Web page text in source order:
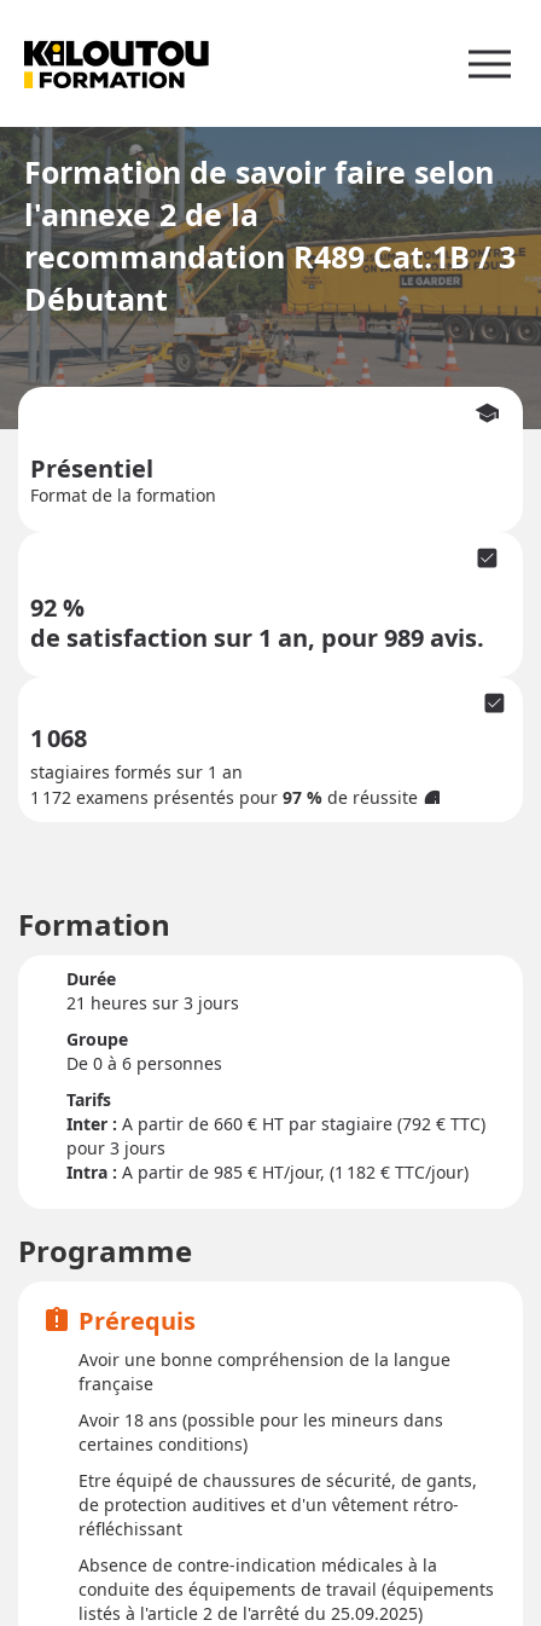
Formation de savoir faire selon
l'annexe 2 de la
recommandation R489 Cat.1B / 3
Débutant
Présentiel
Format de la formation
school
92 %
de satisfaction sur 1 an, pour989avis.
check_box
check_box
1 068
stagiaires formés sur 1 an
1 172 examens présentés pour 97 % de réussite info
Formation
Durée
21 heures sur 3 jours
Groupe
De 0 à 6 personnes
Tarifs
Inter :
660 € HT par stagiaire (792 € TTC)
pour 3 jours
Intra : A partir de 985 € HT/jour, (1 182 € TTC/jour)
Programme
assignment_late Prérequis
Avoir une bonne compréhension de la langue
française
Avoir 18 ans (possible pour les mineurs dans
certaines conditions)
Etre équipé de chaussures de sécurité, de gants,
de protection auditives et d'un vêtement rétro-
réfléchissant
Absence de contre-indication médicales à la
conduite des équipements de travail (équipements
listés à l'article 2 de l'arrêté du 25.09.2025)